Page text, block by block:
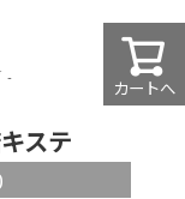
カートへ
-
ステ